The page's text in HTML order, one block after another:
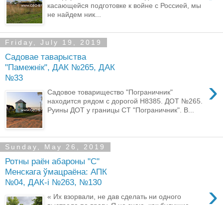
касающейся подготовке к войне с Россией, мы
не найдем ник...
Friday, July 19, 2019
Садовае таварыства
"Памежнік", ДАК №265, ДАК
№33
›
Садовое товарищество "Пограничник"
находится рядом с дорогой Н8385. ДОТ №265.
Руины ДОТ у границы СТ "Пограничник". В...
Sunday, May 26, 2019
Ротны раён абароны "C"
Менскага ўмацраёна: АПК
№04, ДАК-i №263, №130
›
« Их взорвали, не дав сделать ни одного